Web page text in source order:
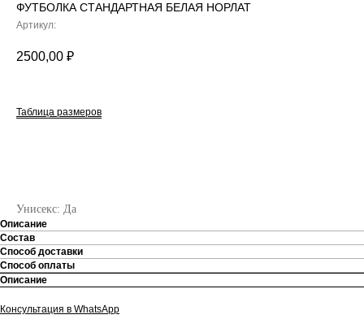
ФУТБОЛКА СТАНДАРТНАЯ БЕЛАЯ НОРЛАТ
Артикул:
2500,00 ₽
Таблица размеров
Унисекс: Да
Описание
Состав
Способ доставки
Способ оплаты
Описание
Консультация в WhatsApp